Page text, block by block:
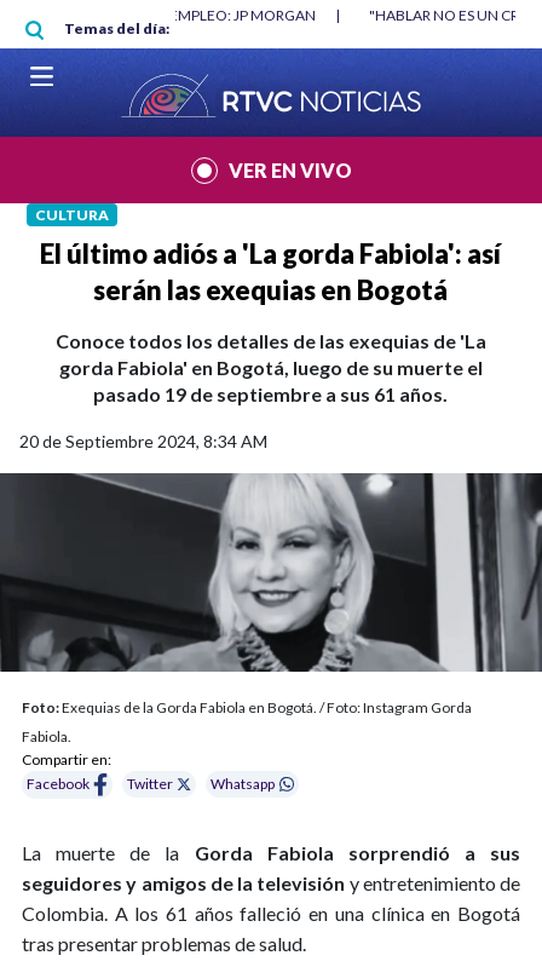
Pasar al contenido principal
Temas del día:
"HABLAR NO ES UN CRIMEN": CARTA DE BETO CORAL |
VER EN VIVO
CULTURA
El último adiós a 'La gorda Fabiola': así
serán las exequias en Bogotá
Conoce todos los detalles de las exequias de 'La
gorda Fabiola' en Bogotá, luego de su muerte el
pasado 19 de septiembre a sus 61 años.
20 de Septiembre 2024, 8:34 AM
Foto:Exequias de la Gorda Fabiola en Bogotá. / Foto: Instagram Gorda
Fabiola.
Compartir en:
Facebook
Twitter Whatsapp
La muerte de la Gorda Fabiola sorprendió a sus
seguidores y amigos de la televisión y entretenimiento de
Colombia. A los 61 años falleció en una clínica en Bogotá
tras presentar problemas de salud.